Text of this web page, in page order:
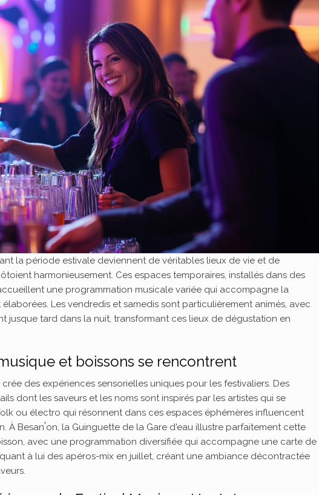
la période estivale deviennent de véritables lieux de vie et de
harmonieusement. Ces espaces temporaires, installés dans des
une programmation musicale variée qui accompagne la
Les vendredis et samedis sont particulièrement animés, avec
jusque tard dans la nuit, transformant ces lieux de dégustation en
et boissons se rencontrent
des expériences sensorielles uniques pour les festivaliers. Des
dont les saveurs et les noms sont inspirés par les artistes qui se
ou électro qui résonnent dans ces espaces éphémères influencent
Besan𝄒on, la Guinguette de la Gare d'eau illustre parfaitement cette
avec une programmation diversifiée qui accompagne une carte de
à lui des apéros-mix en juillet, créant une ambiance décontractée